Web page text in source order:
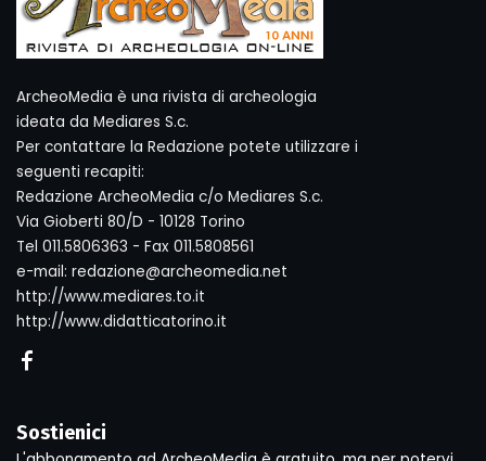
ArcheoMedia è una rivista di archeologia
ideata da Mediares S.c.
Per contattare la Redazione potete utilizzare i
seguenti recapiti:
Redazione ArcheoMedia c/o Mediares S.c.
Via Gioberti 80/D - 10128 Torino
Tel 011.5806363 - Fax 011.5808561
e-mail: redazione@archeomedia.net
http://www.mediares.to.it
http://www.didatticatorino.it
Sostienici